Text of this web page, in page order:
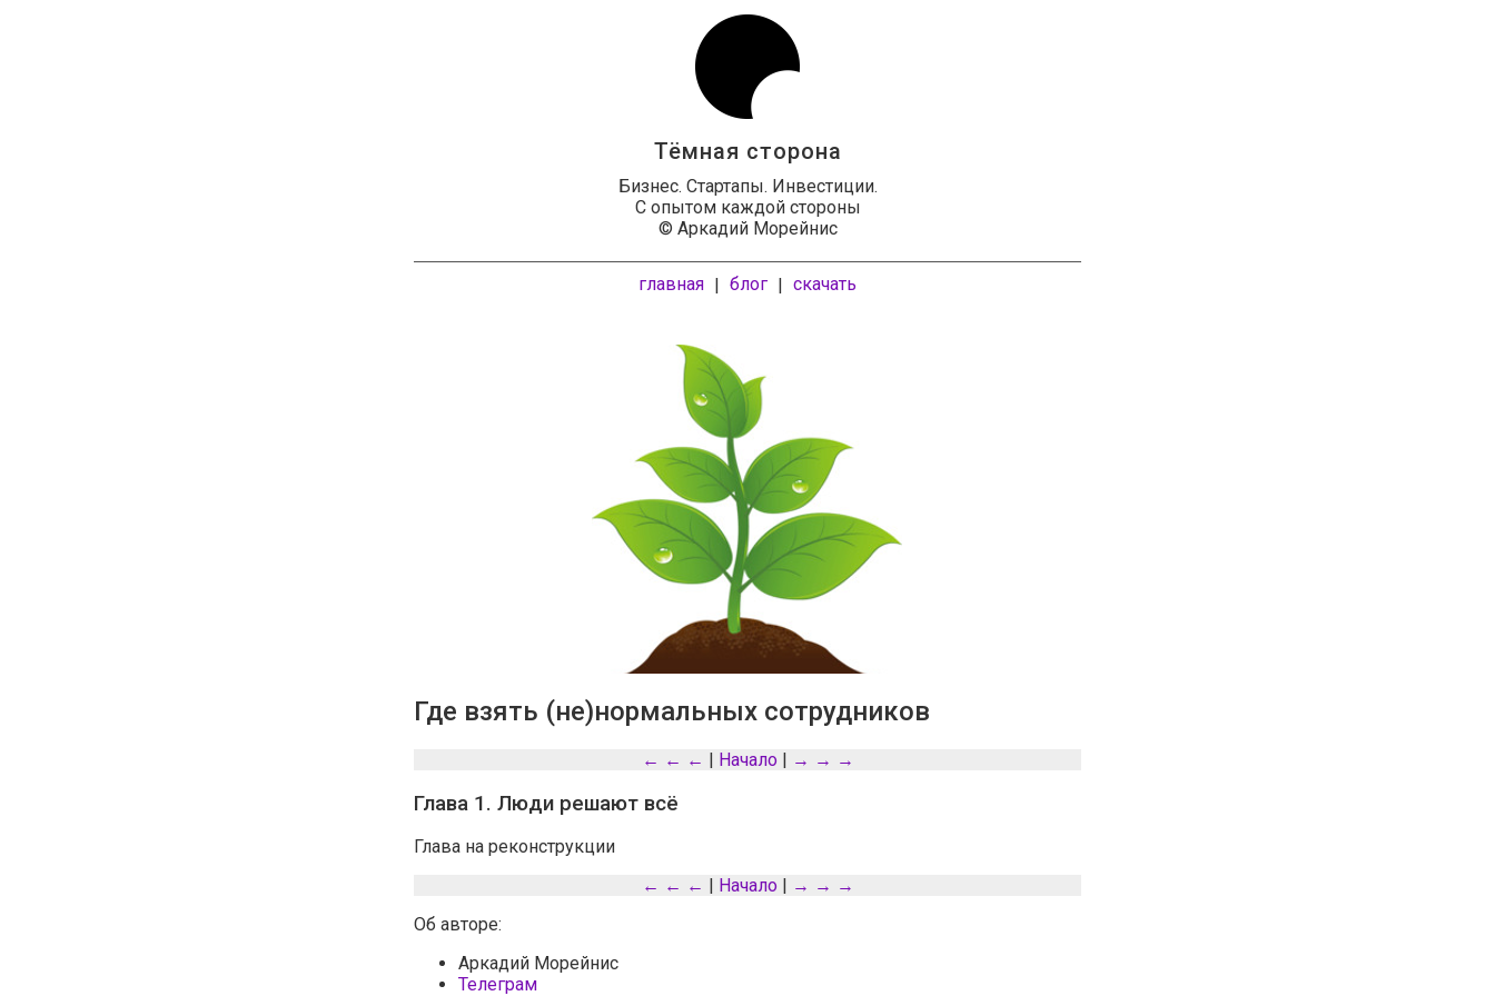
Тёмная сторона
Бизнес. Стартапы. Инвестиции.
С опытом каждой стороны
© Аркадий Морейнис
главная | блог | скачать
Где взять (не)нормальных сотрудников
← ← ← | Начало| → → →
Глава 1. Люди решают всё
Глава на реконструкции
← ← ←
Начало|
→ → →
Об авторе:
Аркадий Морейнис
Телеграм